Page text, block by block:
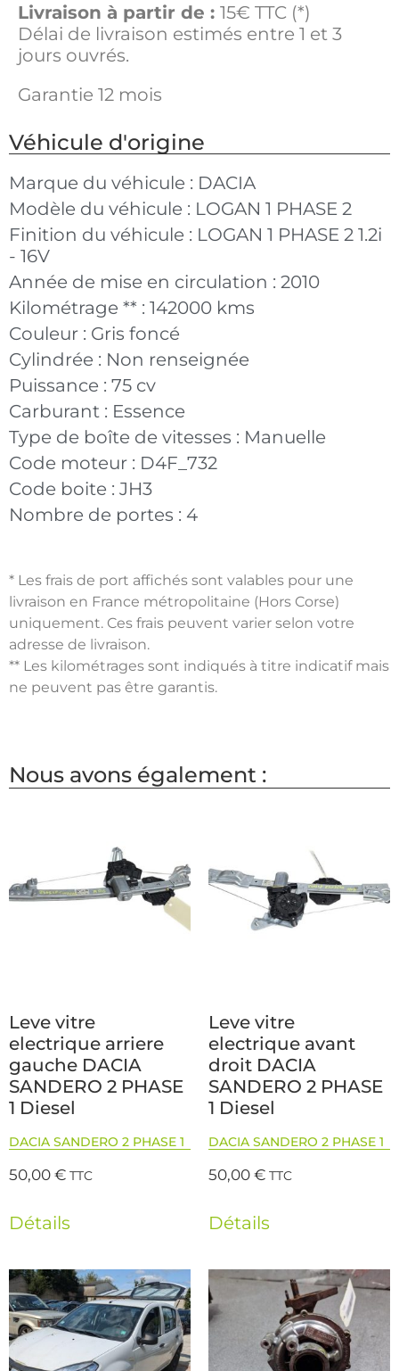
Livraison à partir de : 15€ TTC (*)
Délai de livraison estimés entre 1 et 3
jours ouvrés.
Garantie 12 mois
Véhicule d'origine
Marque du véhicule : DACIA
Modèle du véhicule : LOGAN 1 PHASE 2
Finition du véhicule : LOGAN 1 PHASE 2 1.2i
- 16V
Année de mise en circulation : 2010
Kilométrage ** : 142000 kms
Couleur : Gris foncé
Cylindrée : Non renseignée
Puissance : 75 cv
Carburant : Essence
Type de boîte de vitesses : Manuelle
Code moteur : D4F_732
Code boite : JH3
Nombre de portes : 4
* Les frais de port affichés sont valables pour une
livraison en France métropolitaine (Hors Corse)
uniquement. Ces frais peuvent varier selon votre
adresse de livraison.
** Les kilométrages sont indiqués à titre indicatif mais
ne peuvent pas être garantis.
Nous avons également :
Leve vitre
electrique arriere
gauche DACIA
SANDERO 2 PHASE
1 Diesel
DACIA SANDERO 2 PHASE 1
50,00€ TTC
Détails
Leve vitre
electrique avant
droit DACIA
SANDERO 2 PHASE
1 Diesel
DACIA SANDERO 2 PHASE 1
50,00€ TTC
Détails